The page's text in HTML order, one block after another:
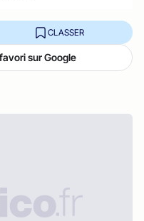
CLASSER
sur Google